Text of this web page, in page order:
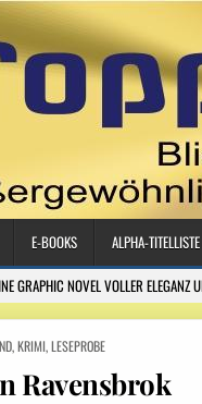
E-BOOKS ALPHA-TITELLISTE
GRAPHIC NOVEL VOLLER ELEGANZ
,KRIMI,LESEPROBE
Ravensbrok